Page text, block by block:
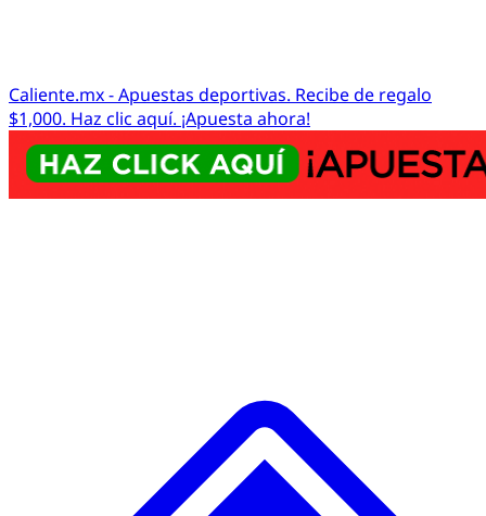
Caliente.mx - Apuestas deportivas. Recibe de regalo
$1,000. Haz clic aquí. ¡Apuesta ahora!